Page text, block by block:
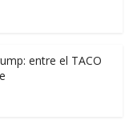
entre el TACO